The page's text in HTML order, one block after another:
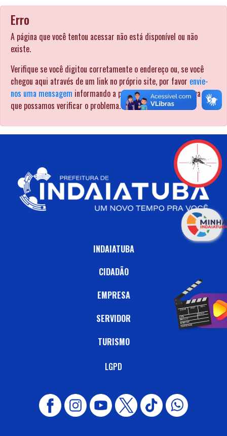
Erro
A página que você tentou acessar não está disponível ou não
existe.
Verifique se você digitou corretamente o endereço ou, se você
chegou aqui através de um link no próprio site, por favor envie-
nos uma mensagem informando a página pela qual procurava para
que possamos verificar o problema. .
INDAIATUBA
CIDADÃO
EMPRESA
SERVIDOR
TURISMO
LGPD